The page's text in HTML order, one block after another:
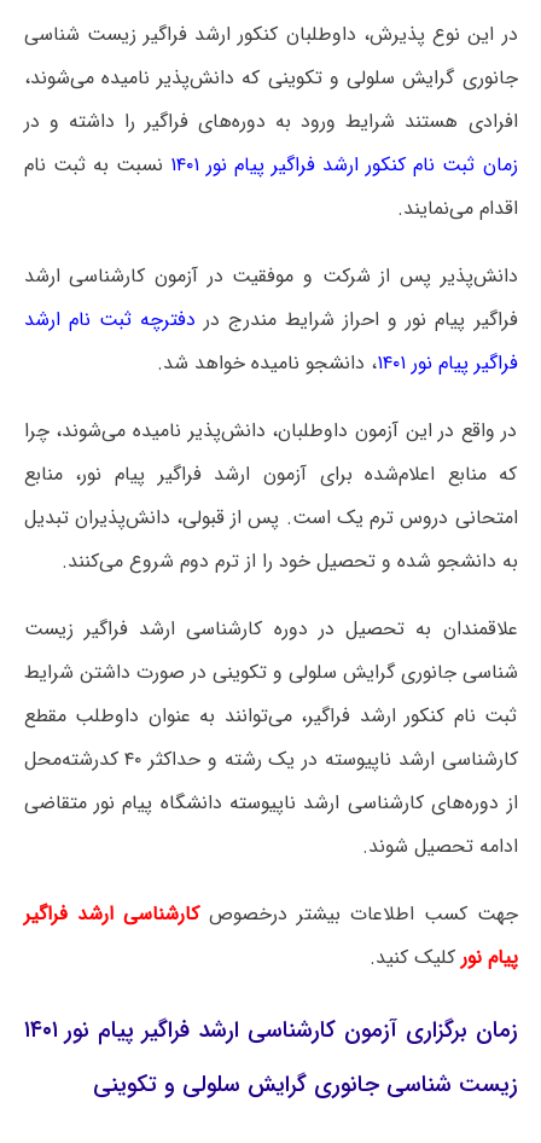
در این نوع پذیرش، داوطلبان کنکور ارشد فراگیر زیست شناسی
جانوری گرایش سلولی و تکوینی که دانش‌پذیر نامیده می‌شوند،
افرادی هستند شرایط ورود به دوره‌های فراگیر را داشته و در
زمان ثبت نام کنکور ارشد فراگیر پیام نور ۱۴۰۱
نسبت به ثبت نام
اقدام می‌نمایند.
دانش‌پذیر پس از شرکت و موفقیت در آزمون کارشناسی ارشد
فراگیر پیام نور و احراز شرایط مندرج در دفترچه ثبت نام ارشد
فراگیر پیام نور ۱۴۰۱
، دانشجو نامیده خواهد شد.
در واقع در این آزمون داوطلبان، دانش‌پذیر نامیده می‌شوند، چرا
که منابع اعلام‌شده برای آزمون ارشد فراگیر پیام نور، منابع
امتحانی دروس ترم یک است. پس از قبولی، دانش‌پذیران تبدیل
به دانشجو شده و تحصیل خود را از ترم دوم شروع می‌کنند.
علاقمندان به تحصیل در دوره کارشناسی ارشد فراگیر زیست
شناسی جانوری گرایش سلولی و تکوینی در صورت داشتن شرایط
ثبت نام کنکور ارشد فراگیر، می‌توانند به عنوان داوطلب مقطع
کارشناسی ارشد ناپیوسته در یک رشته و حداکثر ۴۰ کدرشته‌محل
از دوره‌های کارشناسی ارشد ناپیوسته دانشگاه پیام نور متقاضی
ادامه تحصیل شوند.
جهت کسب اطلاعات بیشتر درخصوص کارشناسی ارشد فراگیر
پیام نورکلیک کنید.
زمان برگزاری آزمون کارشناسی ارشد فراگیر پیام نور ۱۴۰۱
زیست شناسی جانوری گرایش سلولی و تکوینی